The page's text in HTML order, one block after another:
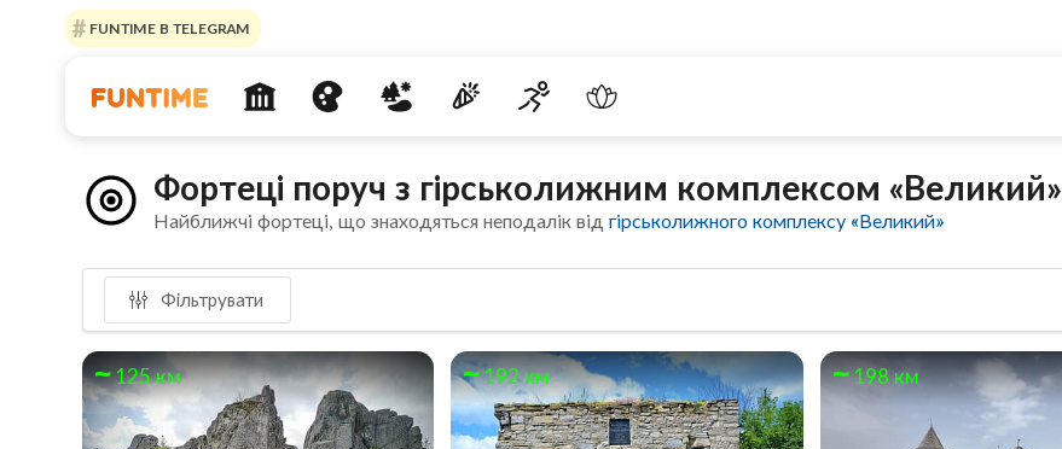
FUNTIME В TELEGRAM
Фортеці поруч з гірськолижним комплексом «Великий»
Найближчі фортеці, що знаходяться неподалік відгірськолижного комплексу «Великий»
Фільтрувати
125 км 192 км 198 км